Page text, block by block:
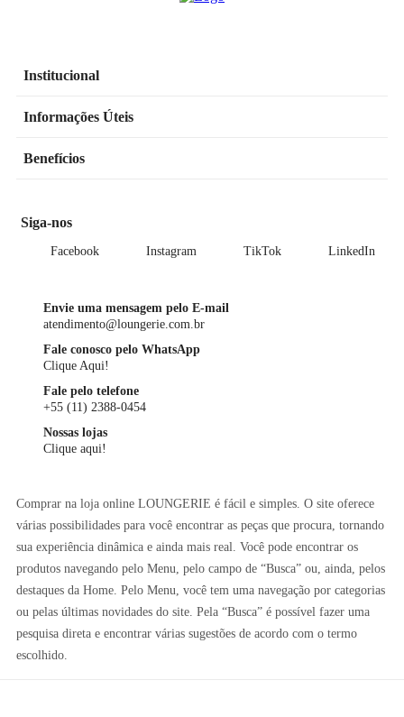
Institucional
Informações Úteis
Benefícios
Siga-nos
Facebook Instagram TikTok LinkedIn
Envie uma mensagem pelo E-mail
atendimento@loungerie.com.br
Fale conosco pelo WhatsApp
Clique Aqui!
Fale pelo telefone
+55 (11) 2388-0454
Nossas lojas
Clique aqui!
Comprar na loja online LOUNGERIE é fácil e simples. O site oferece
várias possibilidades para você encontrar as peças que procura, tornando
sua experiência dinâmica e ainda mais real. Você pode encontrar os
produtos navegando pelo Menu, pelo campo de “Busca” ou, ainda, pelos
destaques da Home. Pelo Menu, você tem uma navegação por categorias
ou pelas últimas novidades do site. Pela “Busca” é possível fazer uma
pesquisa direta e encontrar várias sugestões de acordo com o termo
escolhido.